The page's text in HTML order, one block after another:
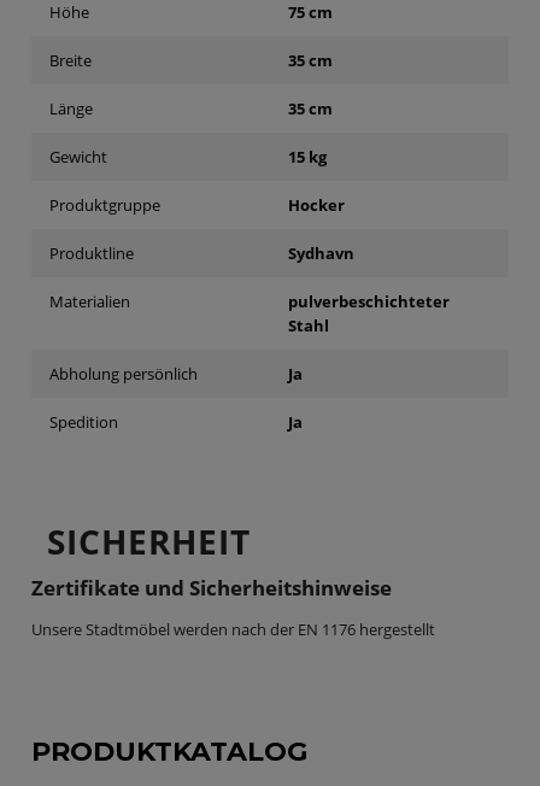
Höhe 75 cm
Breite 35 cm
Länge 35 cm
Gewicht 15 kg
Produktgruppe Hocker
Produktline Sydhavn
Materialien
pulverbeschichteter
Stahl
Abholung persönlich Ja
Spedition Ja
SICHERHEIT
Zertifikate und Sicherheitshinweise
Unsere Stadtmöbel werden nach der EN 1176 hergestellt
PRODUKTKATALOG